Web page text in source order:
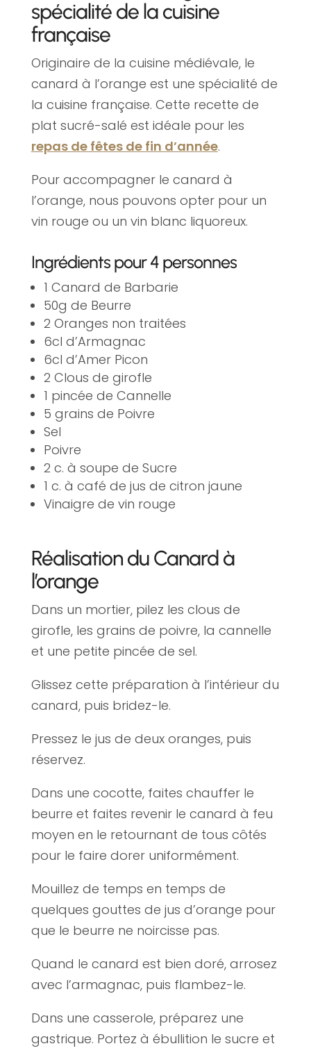
spécialité de la cuisine
française
Originaire de la cuisine médiévale, le
canard à l’orange est une spécialité de
la cuisine française. Cette recette de
plat sucré-salé est idéale pour les
repas de fêtes de fin d’année.
Pour accompagner le canard à
l’orange, nous pouvons opter pour un
vin rouge ou un vin blanc liquoreux.
Ingrédients pour 4 personnes
1 Canard de Barbarie
50g de Beurre
2 Oranges non traitées
6cl d’Armagnac
6cl d’Amer Picon
2 Clous de girofle
1 pincée de Cannelle
5 grains de Poivre
Sel
Poivre
2 c. à soupe de Sucre
1 c. à café de jus de citron jaune
Vinaigre de vin rouge
Réalisation du Canard à
l’orange
Dans un mortier, pilez les clous de
girofle, les grains de poivre, la cannelle
et une petite pincée de sel.
Glissez cette préparation à l’intérieur du
canard, puis bridez-le.
Pressez le jus de deux oranges, puis
réservez.
Dans une cocotte, faites chauffer le
beurre et faites revenir le canard à feu
moyen en le retournant de tous côtés
pour le faire dorer uniformément.
Mouillez de temps en temps de
quelques gouttes de jus d’orange pour
que le beurre ne noircisse pas.
Quand le canard est bien doré, arrosez
avec l’armagnac, puis flambez-le.
Dans une casserole, préparez une
gastrique. Portez à ébullition le sucre et